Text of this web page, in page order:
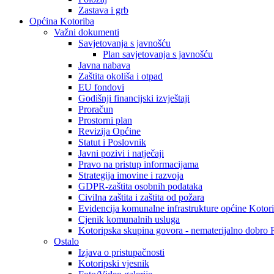
Zastava i grb
Općina Kotoriba
Važni dokumenti
Savjetovanja s javnošću
Plan savjetovanja s javnošću
Javna nabava
Zaštita okoliša i otpad
EU fondovi
Godišnji financijski izvještaji
Proračun
Prostorni plan
Revizija Općine
Statut i Poslovnik
Javni pozivi i natječaji
Pravo na pristup informacijama
Strategija imovine i razvoja
GDPR-zaštita osobnih podataka
Civilna zaštita i zaštita od požara
Evidencija komunalne infrastrukture općine
Cjenik komunalnih usluga
Kotoripska skupina govora - nematerijalno dobro
Ostalo
Izjava o pristupačnosti
Kotoripski vjesnik